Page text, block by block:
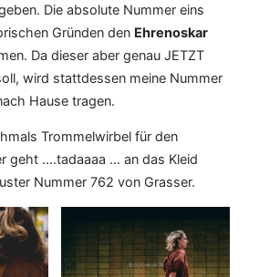
Die absolute Nummer eins
Gründen den Ehrenoskar
Da dieser aber genau JETZT
wird stattdessen meine Nummer
Hause tragen.
Trommelwirbel für den
geht ….tadaaaa … an das Kleid
Nummer 762 von Grasser.